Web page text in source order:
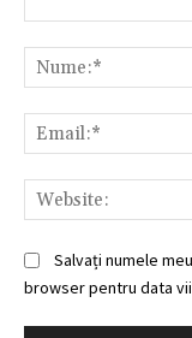
Salvați numele
browser pentru data